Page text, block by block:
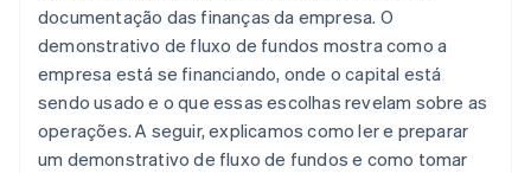
documentação das finanças da empresa. O
demonstrativo de fluxo de fundos mostra como a
empresa está se financiando, onde o capital está
sendo usado e o que essas escolhas revelam sobre as
operações. A seguir, explicamos como ler e preparar
um demonstrativo de fluxo de fundos e como tomar